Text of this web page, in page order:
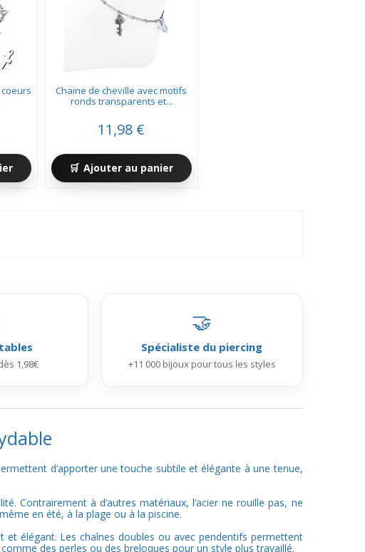
Chaine de cheville avec motifs
ronds transparents et...
11,98 €
Ajouter au panier
1,98€
🤝
Spécialiste du piercing
+11 000 bijoux pour tous les styles
d’apporter une touche subtile et élégante à une tenue,
Contrairement à d’autres matériaux, l’acier ne rouille pas, ne
en été, à la plage ou à la piscine.
élégant. Les chaînes doubles ou avec pendentifs permettent
des perles ou des breloques pour un style plus travaillé.